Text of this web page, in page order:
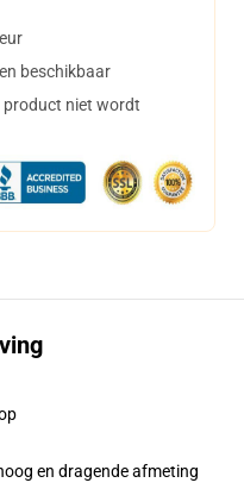
beschikbaar
product niet wordt
en dragende afmeting